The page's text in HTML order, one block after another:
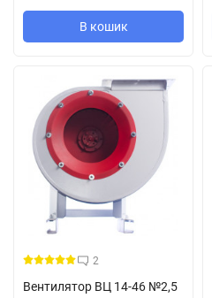
В кошик
2
Вентилятор ВЦ 14-46 №2,5